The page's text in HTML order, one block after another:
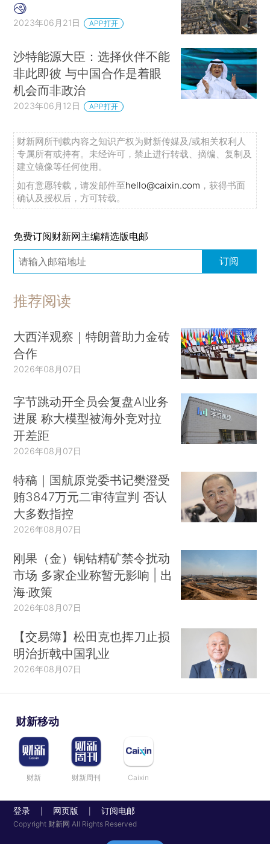
2023年06月21日 APP打开
沙特能源大臣：选择伙伴不能
非此即彼 与中国合作是着眼
机会而非政治
2023年06月12日 APP打开
财新网所刊载内容之知识产权为财新传媒及/或相关权利人
专属所有或持有。未经许可，禁止进行转载、摘编、复制及
建立镜像等任何使用。
如有意愿转载，请发邮件至hello@caixin.com ，获得书面
确认及授权后，方可转载。
免费订阅财新网主编精选版电邮
订阅
推荐阅读
大西洋观察｜特朗普助力金砖
合作
2026年08月07日
字节跳动开全员会复盘AI业务
进展 称大模型被海外竞对拉
开差距
2026年08月07日
特稿｜国航原党委书记樊澄受
贿3847万元二审待宣判 否认
大多数指控
2026年08月07日
刚果（金）铜钴精矿禁令扰动
市场 多家企业称暂无影响 | 出
海·政策
2026年08月07日
【交易簿】松田克也挥刀止损
明治折戟中国乳业
2026年08月07日
财新移动
财新 财新周刊 Caixin
登录 网页版 订阅电邮
Copyright 财新网 All Rights Reserved